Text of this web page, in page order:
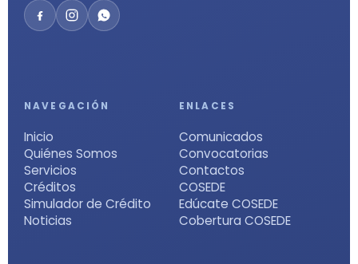
NAVEGACIÓN
Inicio
Quiénes Somos
Servicios
Créditos
Simulador de Crédito
Noticias
ENLACES
Comunicados
Convocatorias
Contactos
COSEDE
Edúcate COSEDE
Cobertura COSEDE